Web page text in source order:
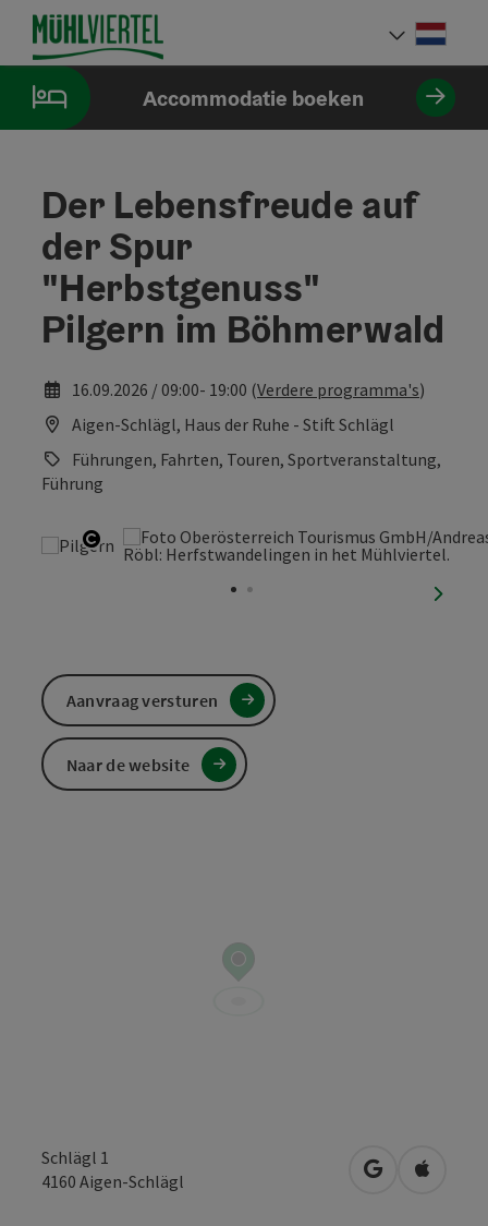
InhoudAccesskey
[0]
NavigatieAccesskey
[1]
PaginabeginAccesskey
[2]
Accommodatie boeken
Der Lebensfreude auf
der Spur
"Herbstgenuss"
Pilgern im Böhmerwald
16.09.2026 / 09:00- 19:00 (Verdere programma's)
Aigen-Schlägl, Haus der Ruhe - Stift Schlägl
Führungen, Fahrten, Touren, Sportveranstaltung,
Führung
Start Copyright
Schlägl 1
4160 Aigen-Schlägl Openen in
Aanvraag versturen
Naar de website